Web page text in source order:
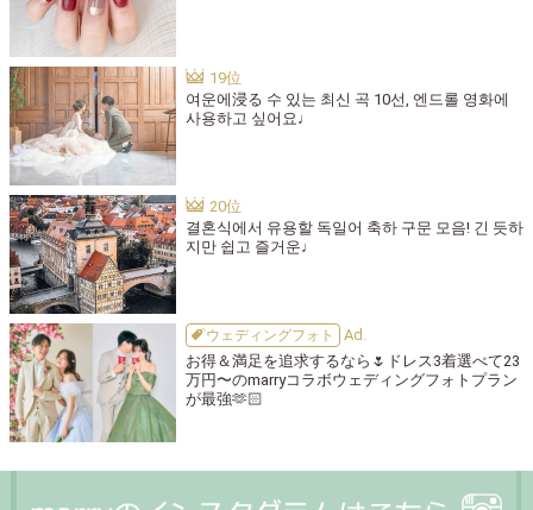
여운에浸る 수 있는 최신 곡 10선, 엔드롤 영화에
사용하고 싶어요♩
결혼식에서 유용할 독일어 축하 구문 모음! 긴 듯하
지만 쉽고 즐거운♩
ウェディングフォト
お得＆満足を追求するなら🌷ドレス3着選べて23
万円〜のmarryコラボウェディングフォトプラン
が最強🫶🏻